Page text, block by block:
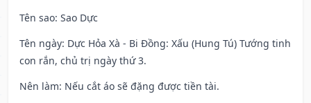
Tên sao: Sao Dực
Tên ngày: Dực Hỏa Xà - Bi Đồng: Xấu (Hung Tú) Tướng tinh
con rắn, chủ trị ngày thứ 3.
Nên làm: Nếu cắt áo sẽ đặng được tiền tài.